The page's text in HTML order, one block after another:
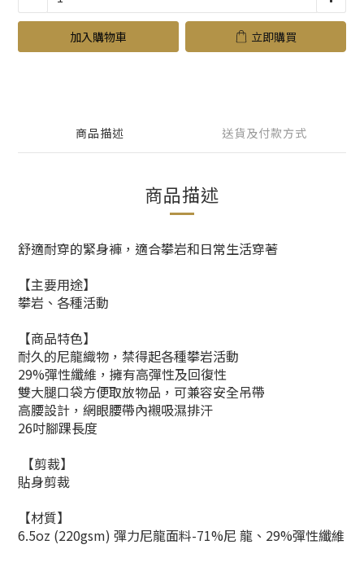
加入購物車 立即購買
商品描述 送貨及付款方式
商品描述
舒適耐穿的緊身褲，適合攀岩和日常生活穿著
【主要用途】
攀岩、各種活動
【商品特色】
耐久的尼龍織物，禁得起各種攀岩活動
29%彈性纖維，擁有高彈性及回復性
雙大腿口袋方便取放物品，可兼容安全吊帶
高腰設計，網眼腰帶內襯吸濕排汗
26吋腳踝長度
【剪裁】
貼身剪裁
【材質】
6.5oz (220gsm) 彈力尼龍面料-71%尼 龍、29%彈性纖維